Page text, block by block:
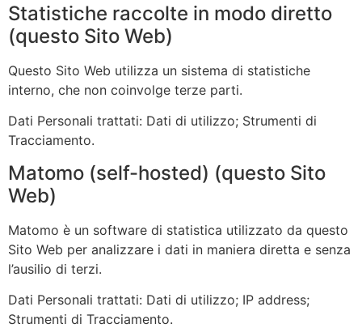
Statistiche raccolte in modo diretto
(questo Sito Web)
Questo Sito Web utilizza un sistema di statistiche
interno, che non coinvolge terze parti.
Dati Personali trattati: Dati di utilizzo; Strumenti di
Tracciamento.
Matomo (self-hosted) (questo Sito
Web)
Matomo è un software di statistica utilizzato da questo
Sito Web per analizzare i dati in maniera diretta e senza
l’ausilio di terzi.
Dati Personali trattati: Dati di utilizzo; IP address;
Strumenti di Tracciamento.